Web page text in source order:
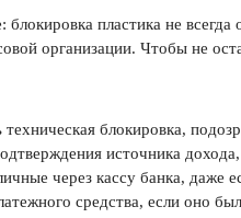
пластика не
организации. Чтобы не
блокировка,
источника
через кассу банка, даже
средства, если оно